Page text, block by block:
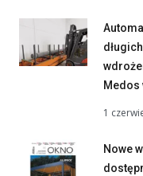
Medos
1
Nowe